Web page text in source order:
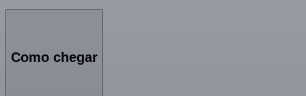
Como chegar